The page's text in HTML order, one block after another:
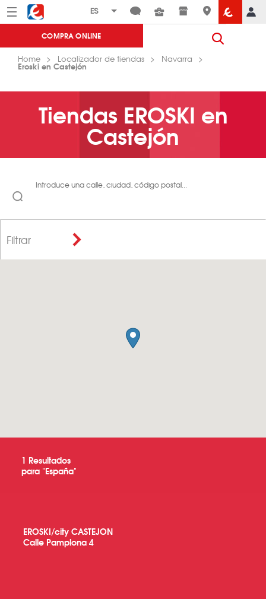
Menú Eroski
COMPRA ONLINE
Home Localizador de tiendas Navarra
Eroski en Castejón
Tiendas EROSKI en
Castejón
Introduce una calle, ciudad, código postal...
1 Resultados
para "España"
EROSKI/city CASTEJON
Calle Pamplona 4